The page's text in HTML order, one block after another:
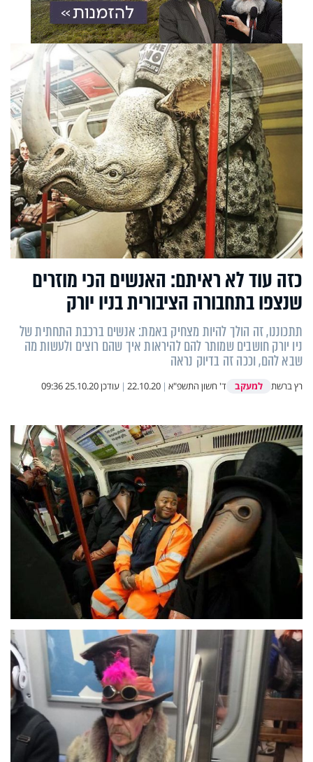
כזה עוד לא ראיתם: האנשים הכי מוזרים
שנצפו בתחבורה הציבורית בניו יורק
תתכוננו, זה הולך להיות מצחיק באמת: אנשים ברכבת התחתית של
ניו יורק חושבים שמותר להם להיראות איך שהם רוצים ולעשות מה
שבא להם, וככה זה בדיוק נראה
רץ ברשת למעקב ד' חשון התשפ"א |
22.10.20
| עודכן25.10.20 09:36